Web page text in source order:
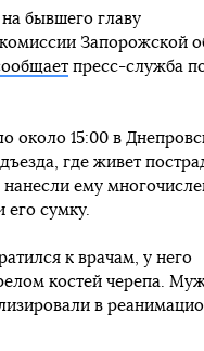
бывшего главу
Запорожской
пресс-служба
около 15:00 в
где живет
нанесли ему
его сумку.
к врачам, у него
костей черепа.
в